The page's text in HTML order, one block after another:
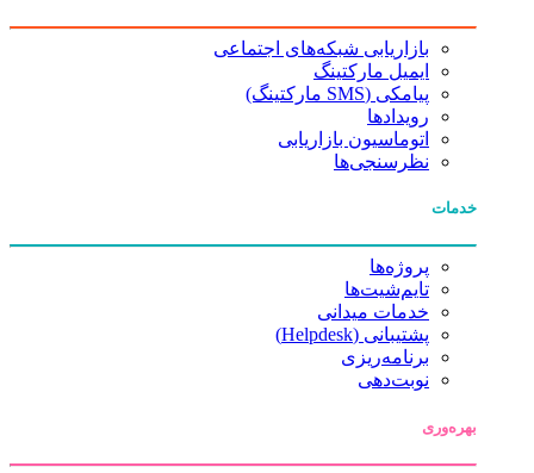
بازاریابی شبکه‌های اجتماعی
ایمیل مارکتینگ
پیامکی (SMS مارکتینگ)
رویدادها
اتوماسیون بازاریابی
نظرسنجی‌ها
خدمات
پروژه‌ها
تایم‌شیت‌ها
خدمات میدانی
پشتیبانی (Helpdesk)
برنامه‌ریزی
نوبت‌دهی
بهره‌وری